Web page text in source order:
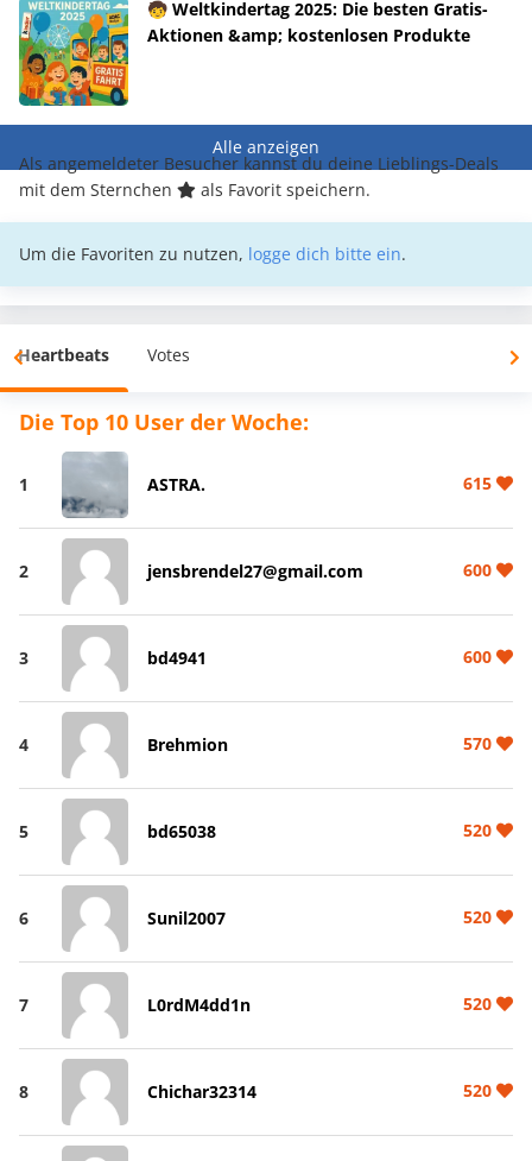
🧒 Weltkindertag 2025: Die besten Gratis-
Aktionen &amp; kostenlosen Produkte
Alle anzeigen
Als angemeldeter Besucher kannst du deine Lieblings-Deals
mit dem Sternchen
als Favorit speichern.
Um die Favoriten zu nutzen, logge dich bitte ein.
Heartbeats Votes
Die Top 10 User der Woche:
1 ASTRA. 615
2 jensbrendel27@gmail.com 600
3 bd4941 600
4 Brehmion 570
5 bd65038 520
6 Sunil2007 520
7 L0rdM4dd1n 520
8 Chichar32314 520